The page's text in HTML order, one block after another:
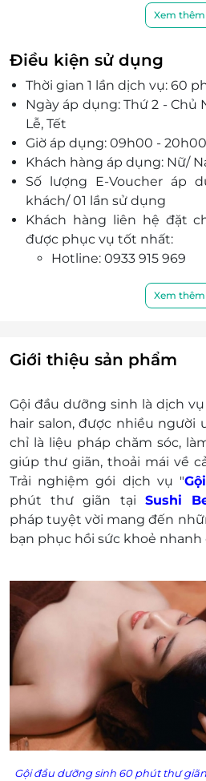
nhiệt tình cùng chất
cấp, Sushi Beauty & Spa
hài lòng nhất tới mọi khách
Xem thêm
Điều kiện sử dụng
Thời gian 1 lần dịch vụ: 60
Ngày áp dụng: Thứ 2 - Chủ
Lễ, Tết
Giờ áp dụng: 09h00 - 20h00
Khách hàng áp dụng: Nữ/
Số lượng E-Voucher áp
khách/ 01 lần sử dụng
Khách hàng liên hệ đặt
được phục vụ tốt nhất:
Hotline: 0933 915 969
5, Thành phố Hồ Chí
thành tiền mặt, không trả
Không áp dụng đồng
Xem thêm
Giới thiệu sản phẩm
Gội đầu dưỡng sinh là dịch
hair salon, được nhiều người
chỉ là
liệu pháp chăm sóc,
giúp thư giãn, thoải mái về
Trải nghiệm gói dịch vụ "
phút thư giãn tại Sushi
pháp tuyệt vời mang đến
bạn phục hồi sức khoẻ nhanh
Gội đầu dưỡng sinh 60 phút thư